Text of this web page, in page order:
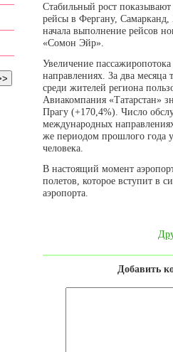
Стабильный рост
рейсы в Фергану,
начала выполнение рейсов
«Сомон Эйр».
Увеличение
направлениях. За два
среди жителей региона
Авиакомпания «Татарстан»
Прагу (+170,4%). Число
международных
же периодом прошлого года
человека.
В настоящий момент
полетов, которое вступит в
аэропорта.
Добавить